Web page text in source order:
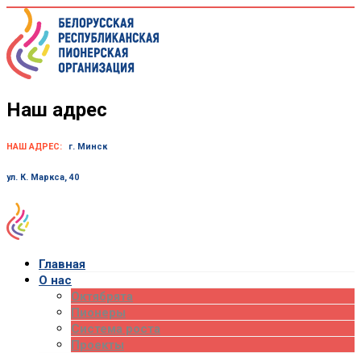
Skip
content
Наш адрес
НАШ АДРЕС: г. Минск
ул. К. Маркса, 40
Главная
О нас
Октябрята
Пионеры
Система роста
Проекты